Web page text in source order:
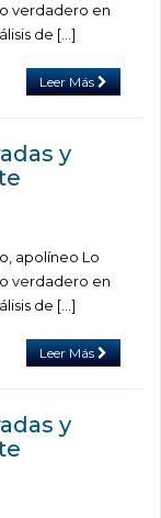
verdadero en
de […]
Leer Más
y
apolíneo Lo
verdadero en
de […]
Leer Más
y